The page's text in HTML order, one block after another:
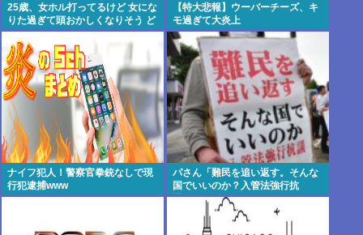
25歳、女ホル打ってるけど 女にな
りた過ぎて頭おかしくなりそう ど
うしてこうなったの俺ら とりあえ
ずオ●ニーしてきた
【特大悲報】ウーバーチーズ、キ
モ過ぎて大炎上
ナイフ犯人！警察官拳銃なしで現
行犯逮捕www
パさん「難民を追い返す。そんな
国でいいのか？入管法強行抗
議！」